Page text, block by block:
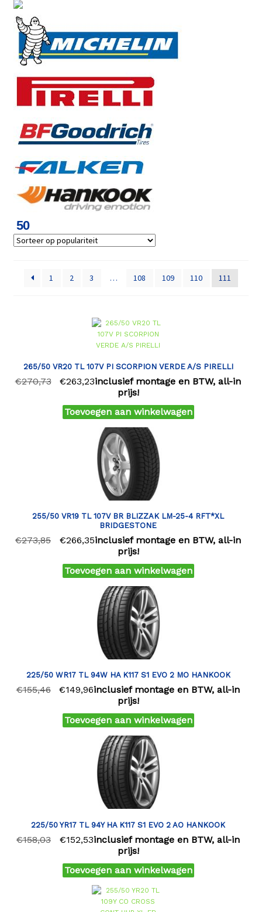
50
1 2 3 … 108 109 110 111
265/50 VR20 TL 107V PI SCORPION VERDE A/S PIRELLI
€270,73 €263,23inclusief montage en BTW, all-in
prijs!
Toevoegen aan winkelwagen
255/50 VR19 TL 107V BR BLIZZAK LM-25-4 RFT*XL
BRIDGESTONE
€273,85 €266,35inclusief montage en BTW, all-in
prijs!
Toevoegen aan winkelwagen
225/50 WR17 TL 94W HA K117 S1 EVO 2 MO HANKOOK
€155,46 €149,96inclusief montage en BTW, all-in
prijs!
Toevoegen aan winkelwagen
225/50 YR17 TL 94Y HA K117 S1 EVO 2 AO HANKOOK
€158,03 €152,53inclusief montage en BTW, all-in
prijs!
Toevoegen aan winkelwagen